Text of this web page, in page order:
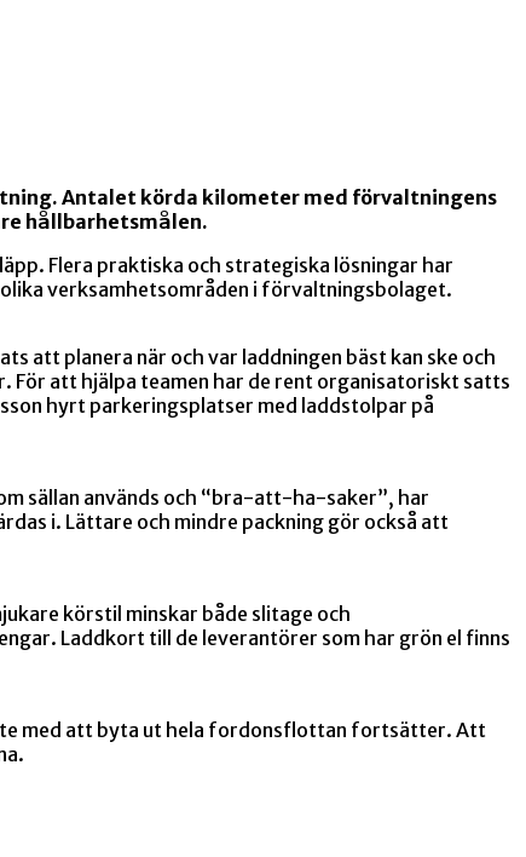
Antalet körda kilometer med förvaltningens
hållbarhetsmålen.
Flera praktiska och strategiska lösningar har
verksamhetsområden i förvaltningsbolaget.
att planera när och var laddningen bäst kan ske och
För att hjälpa teamen har de rent organisatoriskt satts
hyrt parkeringsplatser med laddstolpar på
sällan används och “bra-att-ha-saker”, har
i. Lättare och mindre packning gör också att
körstil minskar både slitage och
Laddkort till de leverantörer som har grön el finns
med att byta ut hela fordonsflottan fortsätter. Att